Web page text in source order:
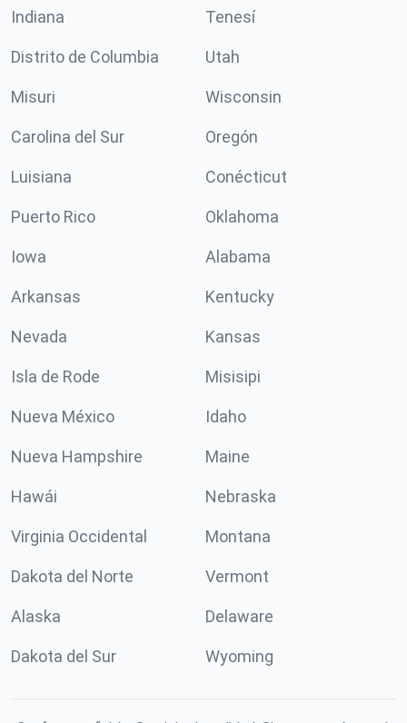
Indiana Tenesí
Distrito de Columbia Utah
Misuri Wisconsin
Carolina del Sur Oregón
Luisiana Conécticut
Puerto Rico Oklahoma
Iowa Alabama
Arkansas Kentucky
Nevada Kansas
Isla de Rode Misisipi
Nueva México Idaho
Nueva Hampshire Maine
Hawái Nebraska
Virginia Occidental Montana
Dakota del Norte Vermont
Alaska Delaware
Dakota del Sur Wyoming